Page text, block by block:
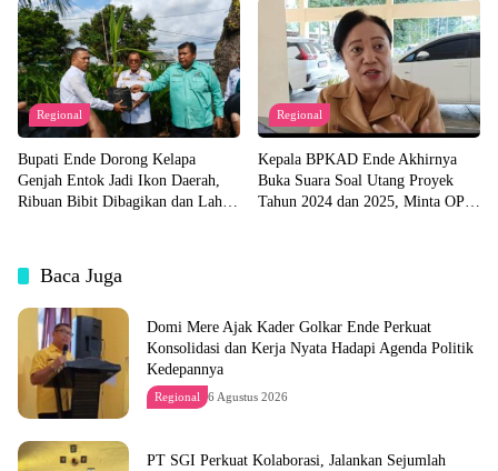
Regional
Bupati Ende Dorong Kelapa
Genjah Entok Jadi Ikon Daerah,
Ribuan Bibit Dibagikan dan Lahan
Regional
Kepala BPKAD Ende Akhirnya
Buka Suara Soal Utang Proyek
Tahun 2024 dan 2025, Minta OPD
Baca Juga
Domi Mere Ajak Kader Golkar Ende Perkuat
Konsolidasi dan Kerja Nyata Hadapi Agenda Politik
Kedepannya
Regional 6 Agustus 2026
PT SGI Perkuat Kolaborasi, Jalankan Sejumlah